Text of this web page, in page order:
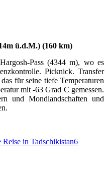
ü.d.M.) (160 km)
Pass (4344 m), wo es
Picknick. Transfer
für seine tiefe Temperaturen
mit -63 Grad C gemessen.
und Mondlandschaften und